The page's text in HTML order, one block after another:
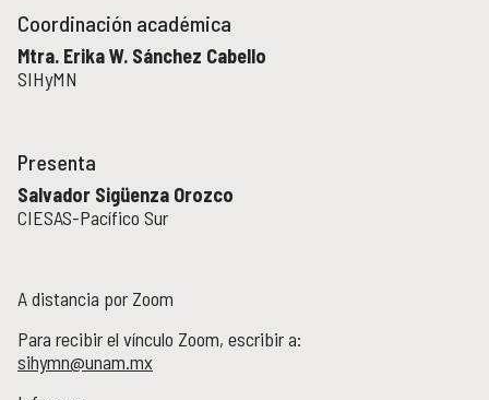
Posgrado
Olimpiadas
Servicio Social
Educación Continua
Cursos y diplomados vigentes
Próximamente
Publicaciones y librería
PUBLICACIONES
Novedades editoriales
Revistas académicas
Normas y políticas editoriales
Coordinación académica
Mtra. Erika W. Sánchez Cabello
SIHyMN
Presenta
Salvador Sigüenza Orozco
CIESAS-Pacífico Sur
A distancia por Zoom
Para recibir el vínculo Zoom, escribir a:
sihymn@unam.mx